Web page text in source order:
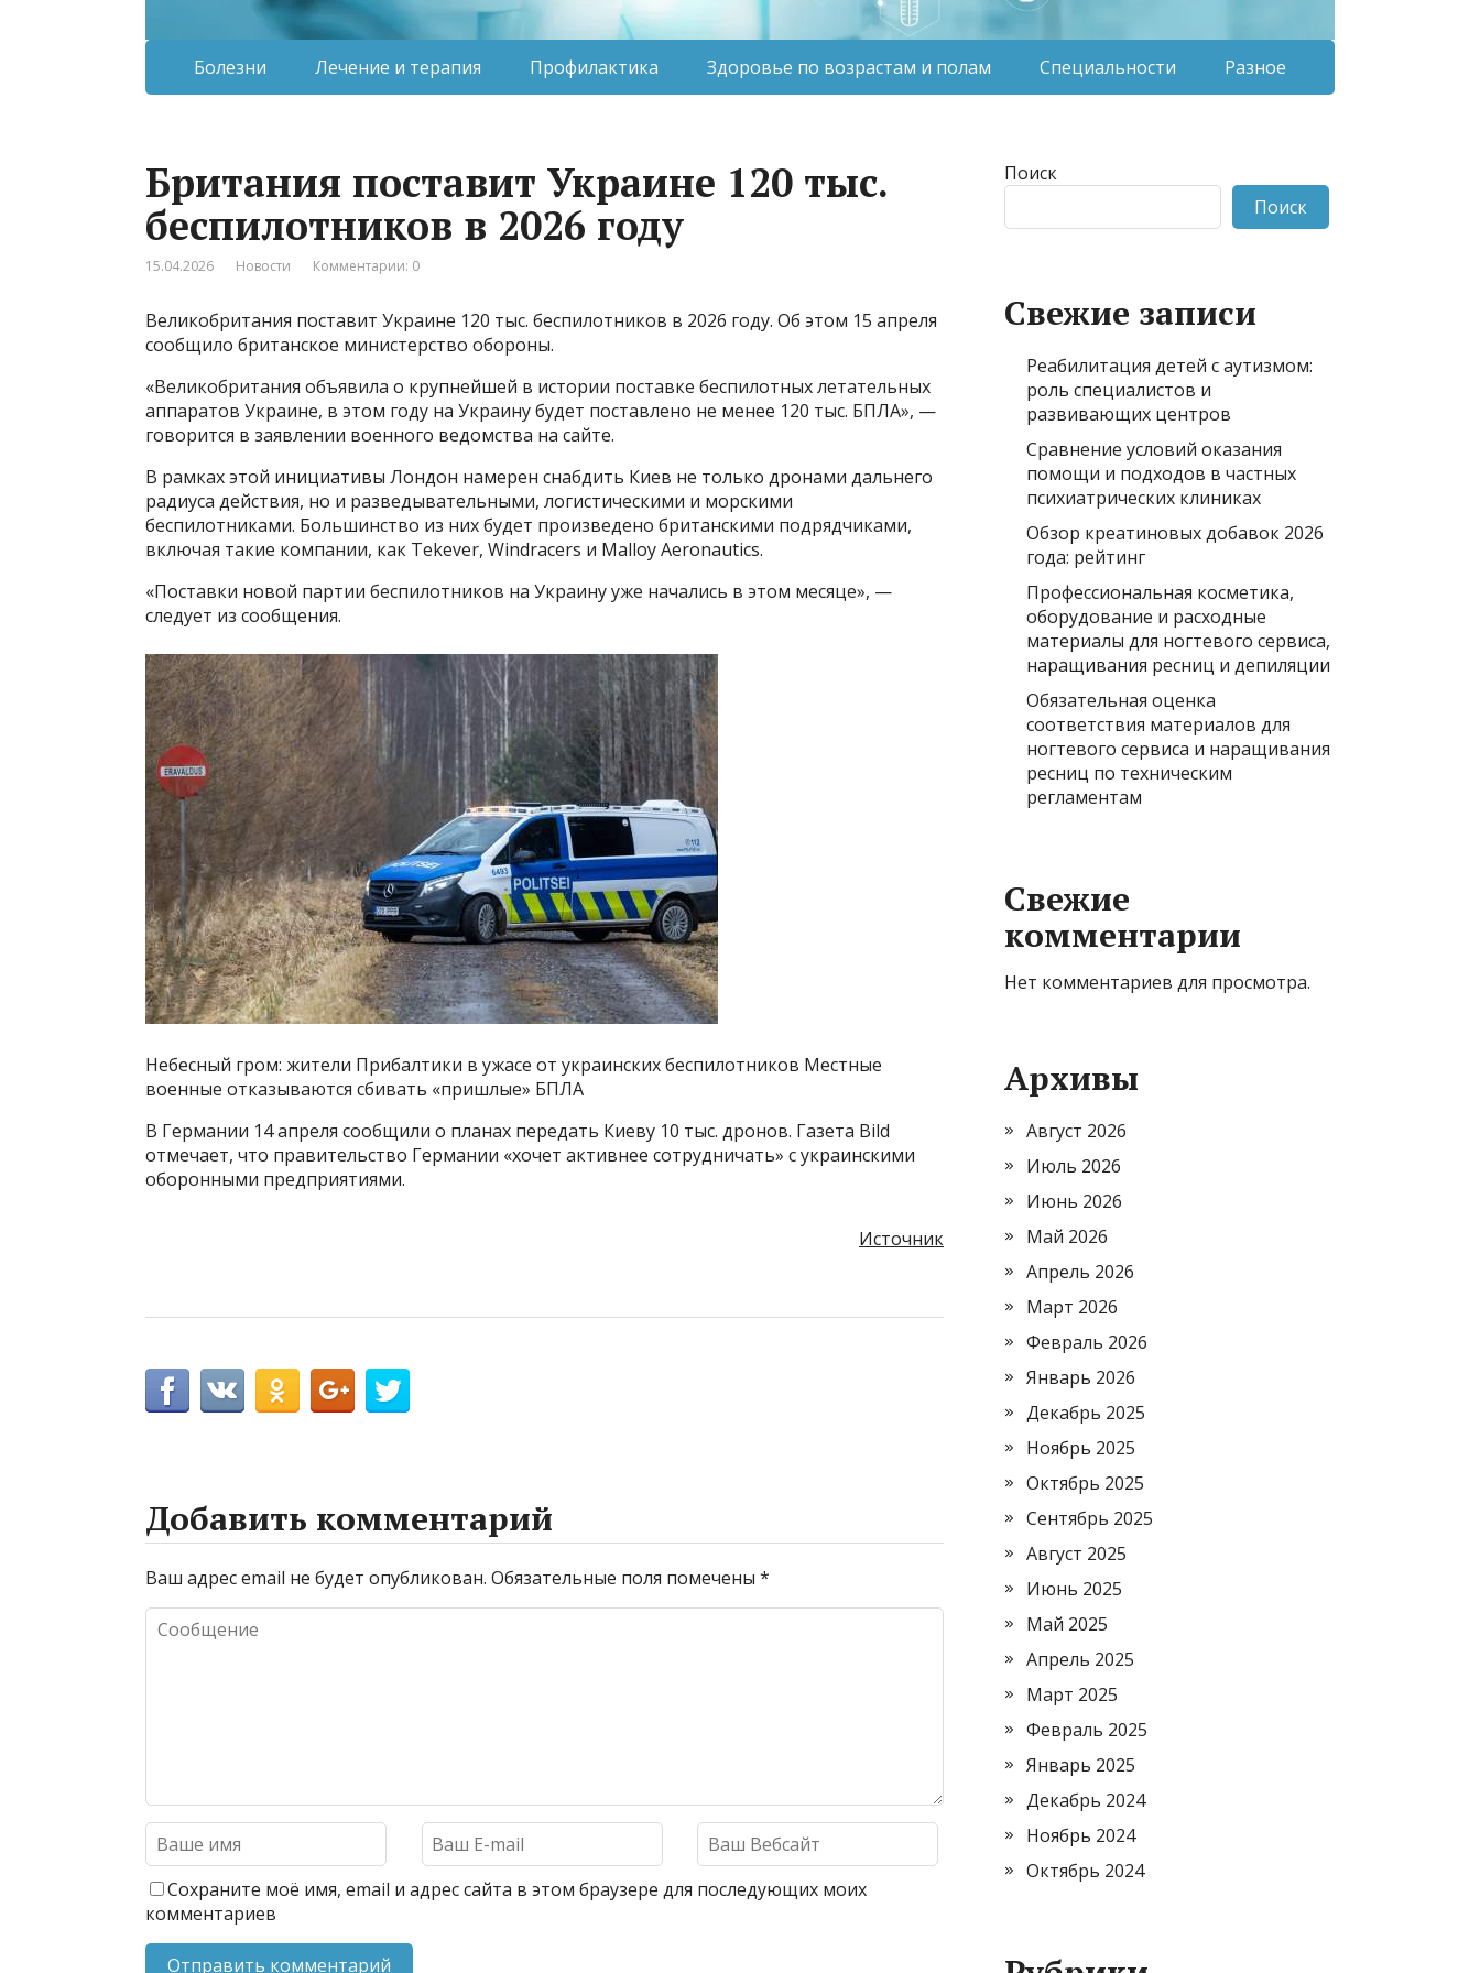
Болезни Лечение и терапия Профилактика Здоровье по возрастам и полам Специальности Разное
Британия поставит Украине 120 тыс.
беспилотников в 2026 году
15.04.2026 Новости Комментарии: 0
Великобритания поставит Украине 120 тыс. беспилотников в 2026 году. Об этом 15 апреля
сообщило британское министерство обороны.
«Великобритания объявила о крупнейшей в истории поставке беспилотных летательных
аппаратов Украине, в этом году на Украину будет поставлено не менее 120 тыс. БПЛА», —
говорится в заявлении военного ведомства на сайте.
В рамках этой инициативы Лондон намерен снабдить Киев не только дронами дальнего
радиуса действия, но и разведывательными, логистическими и морскими
беспилотниками. Большинство из них будет произведено британскими подрядчиками,
включая такие компании, как Tekever, Windracers и Malloy Aeronautics.
«Поставки новой партии беспилотников на Украину уже начались в этом месяце», —
следует из сообщения.
Небесный гром: жители Прибалтики в ужасе от украинских беспилотников Местные
военные отказываются сбивать «пришлые» БПЛА
В Германии 14 апреля сообщили о планах передать Киеву 10 тыс. дронов. Газета Bild
отмечает, что правительство Германии «хочет активнее сотрудничать» с украинскими
оборонными предприятиями.
Источник
Добавить комментарий
Ваш адрес email не будет опубликован. Обязательные поля помечены *
Сохраните моё имя, email и адрес сайта в этом браузере для последующих моих
комментариев
Поиск
Поиск
Свежие записи
Реабилитация детей с аутизмом:
роль специалистов и
развивающих центров
Сравнение условий оказания
помощи и подходов в частных
психиатрических клиниках
Обзор креатиновых добавок 2026
года: рейтинг
Профессиональная косметика,
оборудование и расходные
материалы для ногтевого сервиса,
наращивания ресниц и депиляции
Обязательная оценка
соответствия материалов для
ногтевого сервиса и наращивания
ресниц по техническим
регламентам
Свежие
комментарии
Нет комментариев для просмотра.
Архивы
Август 2026
Июль 2026
Июнь 2026
Май 2026
Апрель 2026
Март 2026
Февраль 2026
Январь 2026
Декабрь 2025
Ноябрь 2025
Октябрь 2025
Сентябрь 2025
Август 2025
Июнь 2025
Май 2025
Апрель 2025
Март 2025
Февраль 2025
Январь 2025
Декабрь 2024
Ноябрь 2024
Октябрь 2024